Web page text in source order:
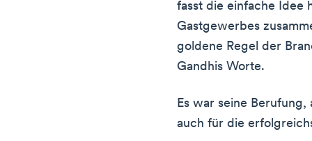
fasst die einfache Idee
Gastgewerbes
goldene Regel der
Gandhis Worte.
Es war seine
auch für die